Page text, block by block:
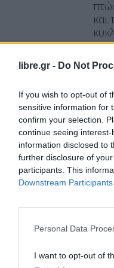
libre.gr - Do Not
If you wish to opt-out of
sensitive information for
confirm your selection.
continue seeing
information disclosed to
further disclosure of
participants. This
Downstream Participants
Personal Data
I want to opt-out of
που